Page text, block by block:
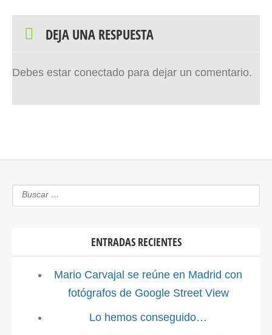
DEJA UNA RESPUESTA
Debes estar conectado para dejar un comentario.
ENTRADAS RECIENTES
Mario Carvajal se reúne en Madrid con
fotógrafos de Google Street View
Lo hemos conseguido…